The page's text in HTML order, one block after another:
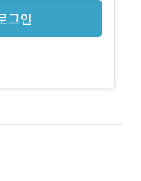
그인